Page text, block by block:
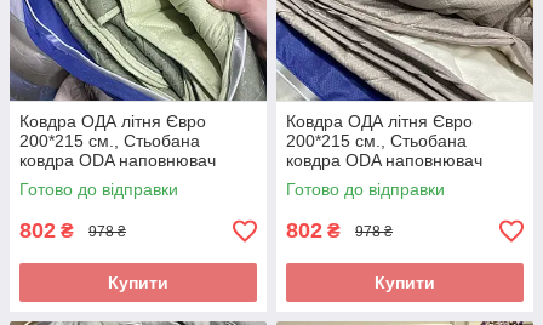
Ковдра ОДА літня Євро
200*215 см., Стьобана
ковдра ODA наповнювач
хлопок - Хлопкопон
Готово до відправки
802 ₴ 978 ₴
Купити
Ковдра ОДА літня Євро
200*215 см., Стьобана
ковдра ODA наповнювач
хлопок - Хлопкопон
Готово до відправки
802 ₴ 978 ₴
Купити